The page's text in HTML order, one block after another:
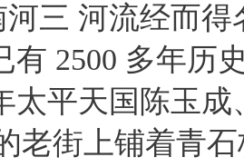
三 河流经而
有 2500 多年历
太平天国陈玉
老街上铺着青